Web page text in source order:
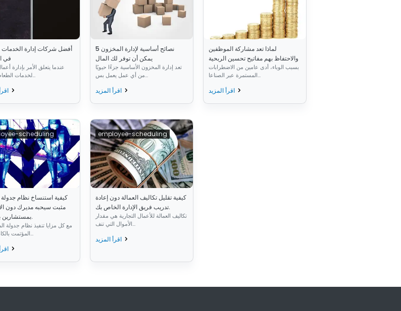
أفضل شركات إدارة الخدمات
في
عندما يتعلق الأمر بإدارة
لخدمات الطعام، فلا ي...
اقرأ المزيد
5 نصائح أساسية لإدارة المخزون
يمكن أن توفر لك المال
تعد إدارة المخزون الأساسية جزءًا حيويًا
من أي عمل يعمل بس...
اقرأ المزيد
لماذا تعد مشاركة الموظفين
والاحتفاظ بهم مفاتيح تحسين الربحية
بسبب الوباء، أدى عامين من الاضطرابات
المستمرة عبر الصناعا...
اقرأ المزيد
scheduling
كيفية استنساخ نظام
مثبت سيحبه مديرك دون
بمستشارين باهظين.
مع كل مزايا تنفيذ نظام جدولة
المؤتمت بالكامل، سو...
اقرأ المزيد
employee-scheduling
كيفية تقليل تكاليف العمالة دون إعادة
تدريب فريق الإدارة الخاص بك.
تكاليف العمالة للأعمال التجارية هي مقدار
الأموال التي تنف...
اقرأ المزيد